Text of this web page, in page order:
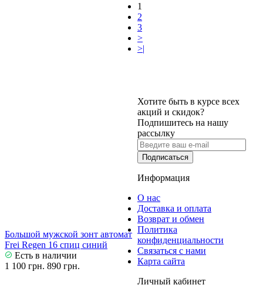
Большой мужской зонт автомат
Frei Regen 16 спиц синий
Есть в наличии
1 100 грн. 890 грн.
1
2
3
>
>|
Хотите быть в курсе всех
акций и скидок?
Подпишитесь на нашу
рассылку
Подписаться
Информация
О нас
Доставка и оплата
Возврат и обмен
Политика
конфиденциальности
Связаться с нами
Карта сайта
Личный кабинет